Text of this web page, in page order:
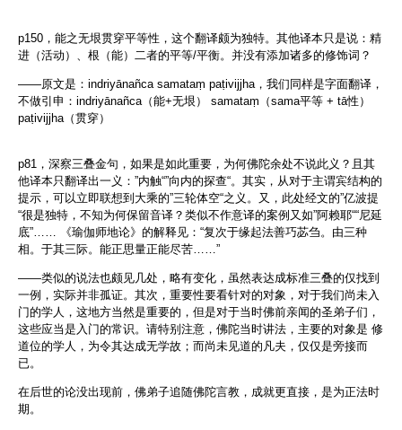
p150，能之无垠贯穿平等性，这个翻译颇为独特。其他译本只是说：精
进（活动）、根（能）二者的平等/平衡。并没有添加诸多的修饰词？
——原文是：indriyānañca samataṃ paṭivijjha，我们同样是字面翻译，
不做引申：indriyānañca（能+无垠） samataṃ（sama平等 + tā性）
paṭivijjha（贯穿）
p81，深察三叠金句，如果是如此重要，为何佛陀余处不说此义？且其
他译本只翻译出一义：”内触“”向内的探查“。其实，从对于主谓宾结构的
提示，可以立即联想到大乘的”三轮体空“之义。又，此处经文的”亿波提
“很是独特，不知为何保留音译？类似不作意译的案例又如”阿赖耶““尼延
底”…… 《瑜伽师地论》的解释见：“复次于缘起法善巧苾刍。由三种
相。于其三际。能正思量正能尽苦……”
——类似的说法也颇见几处，略有变化，虽然表达成标准三叠的仅找到
一例，实际并非孤证。其次，重要性要看针对的对象，对于我们尚未入
门的学人，这地方当然是重要的，但是对于当时佛前亲闻的圣弟子们，
这些应当是入门的常识。请特别注意，佛陀当时讲法，主要的对象是 修
道位的学人，为令其达成无学故；而尚未见道的凡夫，仅仅是旁接而
已。
在后世的论没出现前，佛弟子追随佛陀言教，成就更直接，是为正法时
期。